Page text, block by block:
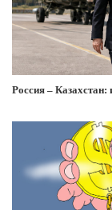
Россия – Казахстан: